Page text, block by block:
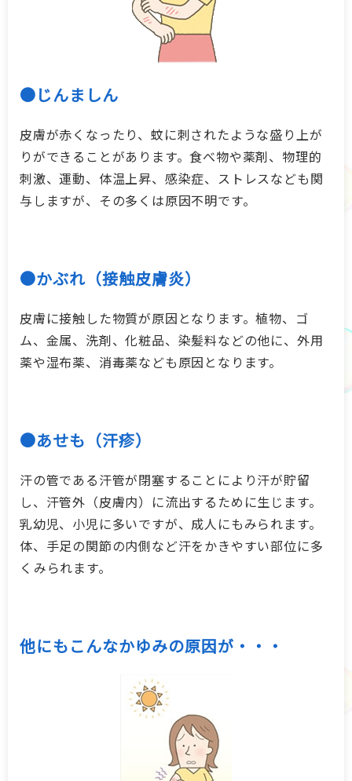
●じんましん
皮膚が赤くなったり、蚊に刺されたような盛り上が
りができることがあります。食べ物や薬剤、物理的
刺激、運動、体温上昇、感染症、ストレスなども関
与しますが、その多くは原因不明です。
●かぶれ（接触皮膚炎）
皮膚に接触した物質が原因となります。植物、ゴ
ム、金属、洗剤、化粧品、染髪料などの他に、外用
薬や湿布薬、消毒薬なども原因となります。
●あせも（汗疹）
汗の管である汗管が閉塞することにより汗が貯留
し、汗管外（皮膚内）に流出するために生じます。
乳幼児、小児に多いですが、成人にもみられます。
体、手足の関節の内側など汗をかきやすい部位に多
くみられます。
他にもこんなかゆみの原因が・・・